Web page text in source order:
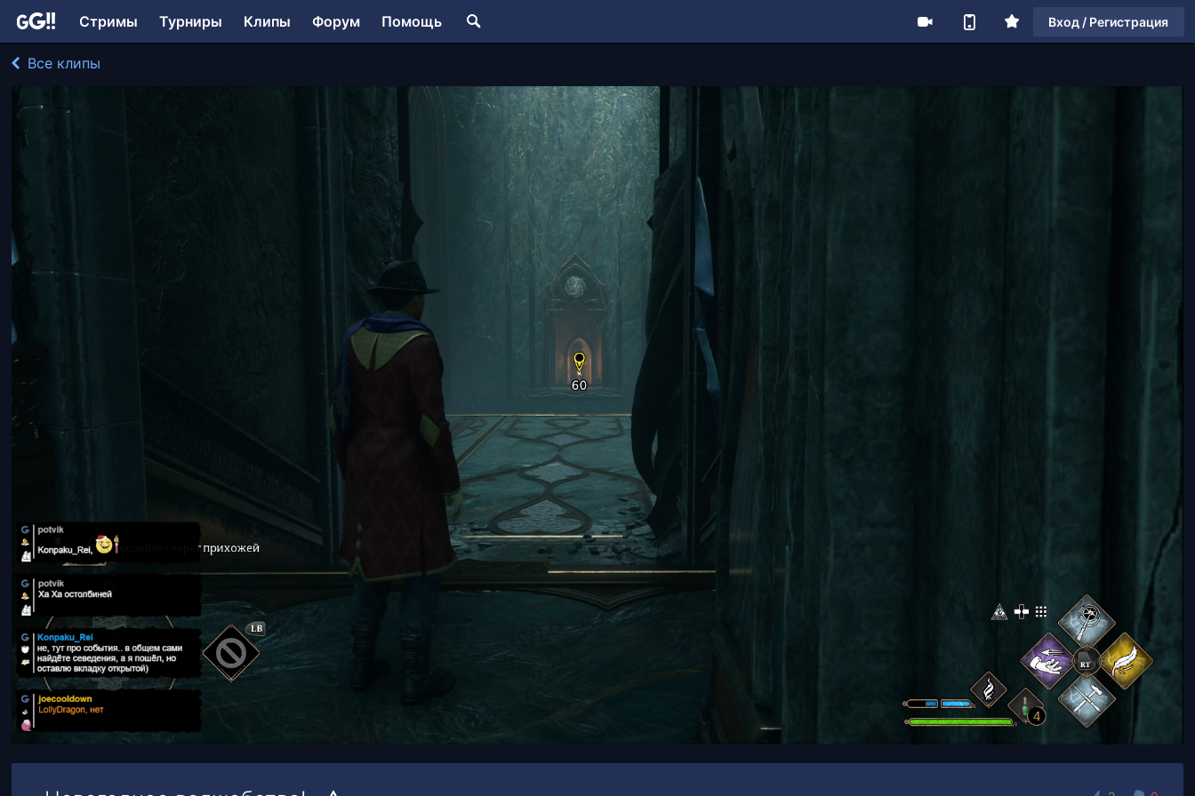
Стримы Турниры Клипы Форум Помощь Вход / Регистрация
Все клипы
00:19